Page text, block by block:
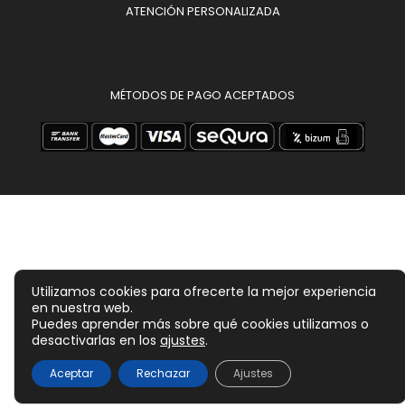
ATENCIÓN PERSONALIZADA
MÉTODOS DE PAGO ACEPTADOS
5,60€
Utilizamos cookies para ofrecerte la mejor experiencia
en nuestra web.
Puedes aprender más sobre qué cookies utilizamos o
desactivarlas en los ajustes.
Aceptar Rechazar Ajustes